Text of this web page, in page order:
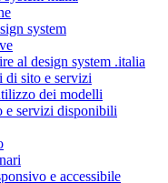
system
al design system .italia
di sito e servizi
dei modelli
e servizi disponibili
e accessibile